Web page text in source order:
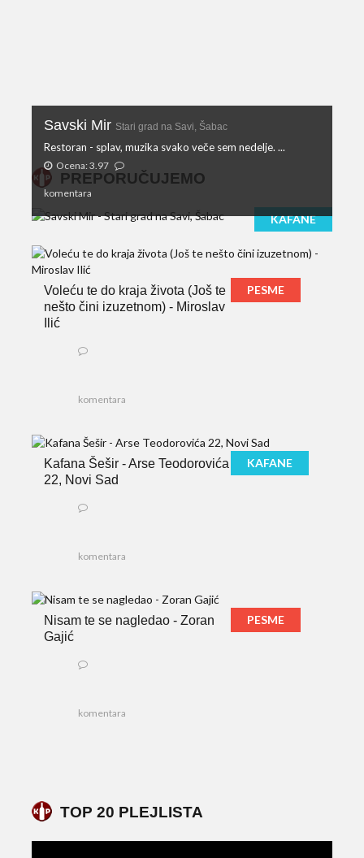
PREPORUČUJEMO
KAFANE
Savski Mir Stari grad na Savi, Šabac
Restoran - splav, muzika svako veče sem nedelje. ...
Ocena: 3.97
komentara
Voleću te do kraja života (Još te
nešto čini izuzetnom) - Miroslav
Ilić
PESME
komentara
Kafana Šešir - Arse Teodorovića
22, Novi Sad
KAFANE
komentara
Nisam te se nagledao - Zoran
Gajić
PESME
komentara
TOP 20 PLEJLISTA